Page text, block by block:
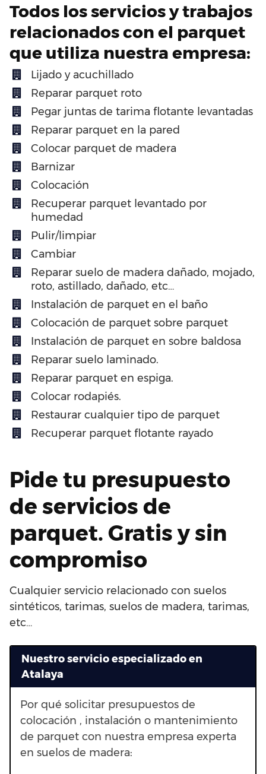
Todos los servicios y trabajos
relacionados con el parquet
que utiliza nuestra empresa:
Lijado y acuchillado
Reparar parquet roto
Pegar juntas de tarima flotante levantadas
Reparar parquet en la pared
Colocar parquet de madera
Barnizar
Colocación
Recuperar parquet levantado por
humedad
Pulir/limpiar
Cambiar
Reparar suelo de madera dañado, mojado,
roto, astillado, dañado, etc…
Instalación de parquet en el baño
Colocación de parquet sobre parquet
Instalación de parquet en sobre baldosa
Reparar suelo laminado.
Reparar parquet en espiga.
Colocar rodapiés.
Restaurar cualquier tipo de parquet
Recuperar parquet flotante rayado
Pide tu presupuesto
de servicios de
parquet. Gratis y sin
compromiso
Cualquier servicio relacionado con suelos
sintéticos, tarimas, suelos de madera, tarimas,
etc…
Nuestro servicio especializado en
Atalaya
Por qué solicitar presupuestos de
colocación , instalación o mantenimiento
de parquet con nuestra empresa experta
en suelos de madera: